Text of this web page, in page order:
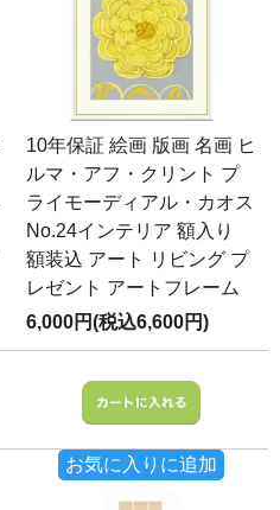
10年保証 絵画 版画 名画 ヒ
ルマ・アフ・クリント プ
ライモーディアル・カオス
No.24インテリア 額入り
額装込 アート リビング プ
レゼント アートフレーム
6,000円(税込6,600円)
お気に入りに追加